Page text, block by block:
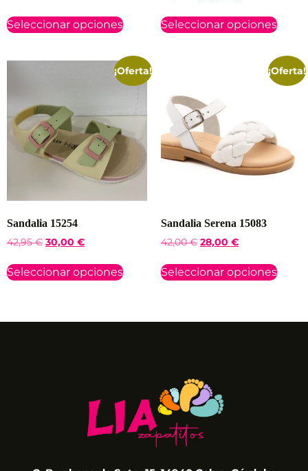
Seleccionar opciones Seleccionar opciones
¡Oferta!
Sandalia 15254
42,95€ 30,00 €
Seleccionar opciones
¡Oferta!
Sandalia Serena 15083
42,00€ 28,00 €
Seleccionar opciones